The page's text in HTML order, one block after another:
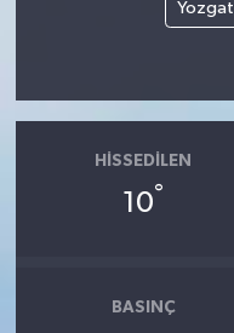
Yozgat
HISSEDILEN
10°
BASINÇ